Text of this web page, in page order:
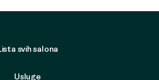
svih salona
Usluge